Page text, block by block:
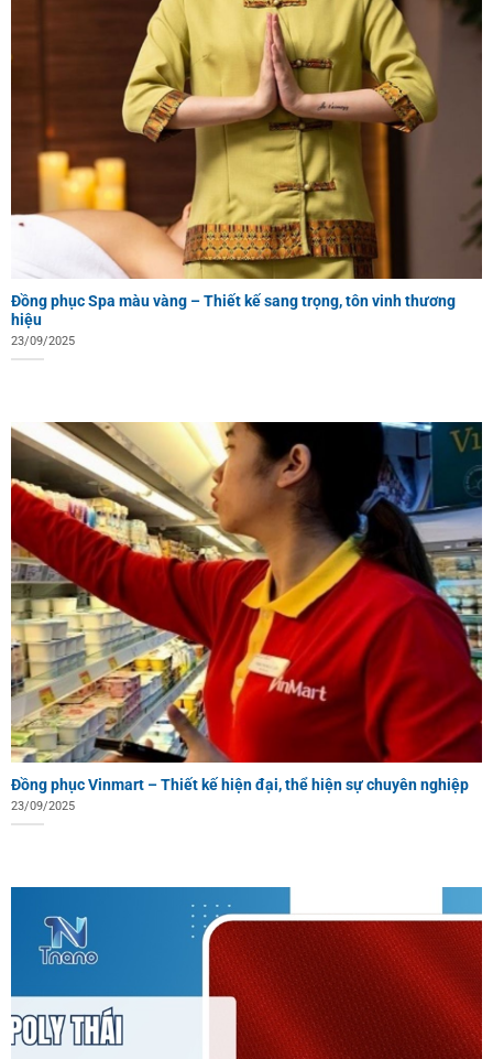
Đồng phục Spa màu vàng – Thiết kế sang trọng, tôn vinh thương
hiệu
23/09/2025
Đồng phục Vinmart – Thiết kế hiện đại, thể hiện sự chuyên nghiệp
23/09/2025